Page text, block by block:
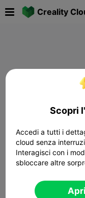
Creality
Scopri
Accedi a tutti i
cloud senza
Interagisci con i
sbloccare altre